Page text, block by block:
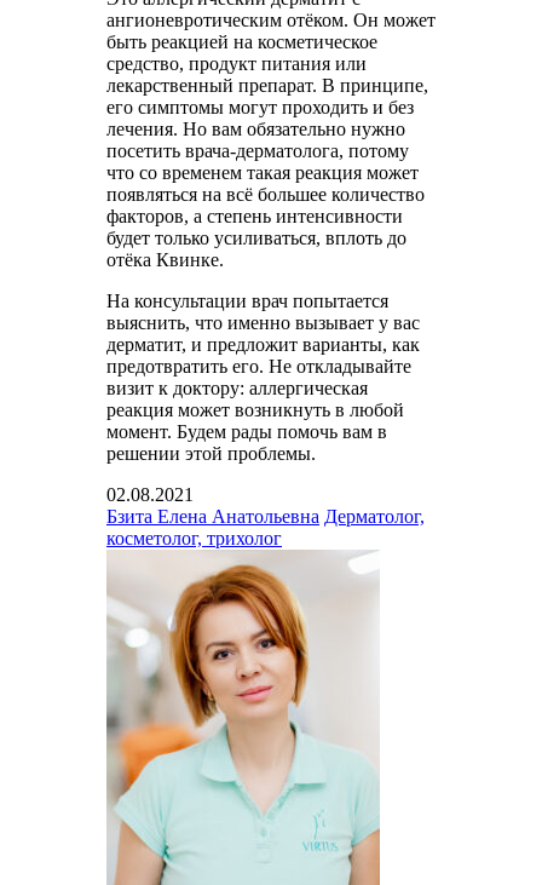
ангионевротическим отёком. Он может
быть реакцией на косметическое
средство, продукт питания или
лекарственный препарат. В принципе,
его симптомы могут проходить и без
лечения. Но вам обязательно нужно
посетить врача-дерматолога, потому
что со временем такая реакция может
появляться на всё большее количество
факторов, а степень интенсивности
будет только усиливаться, вплоть до
отёка Квинке.
На консультации врач попытается
выяснить, что именно вызывает у вас
дерматит, и предложит варианты, как
предотвратить его. Не откладывайте
визит к доктору: аллергическая
реакция может возникнуть в любой
момент. Будем рады помочь вам в
решении этой проблемы.
02.08.2021
Бзита Елена Анатольевна Дерматолог,
косметолог, трихолог